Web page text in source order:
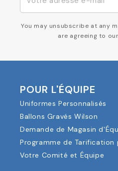
You may unsubscribe at any
are agreeing to
POUR L'ÉQUIPE
Uniformes Personnalisés
Ballons Gravés Wilson
Demande de Magasin
Programme de Tarification
Votre Comité et Équipe